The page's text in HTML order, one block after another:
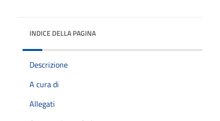
INDICE DELLA PAGINA
Descrizione
A cura di
Allegati